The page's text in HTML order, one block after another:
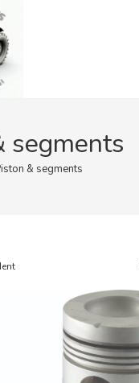
segments
& segments